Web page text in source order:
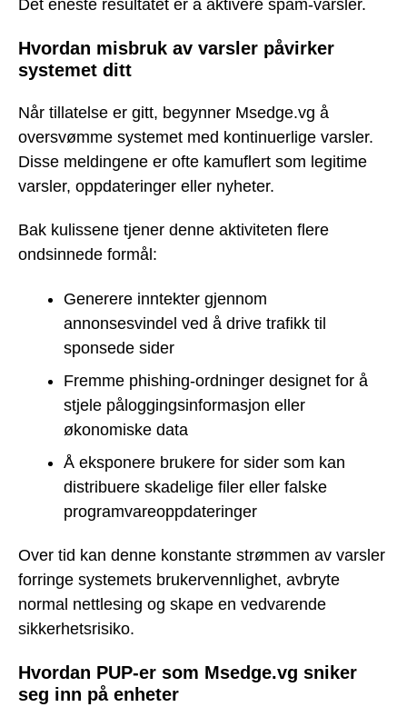
Det eneste resultatet er å aktivere spam-varsler.
Hvordan misbruk av varsler påvirker
systemet ditt
Når tillatelse er gitt, begynner Msedge.vg å
oversvømme systemet med kontinuerlige varsler.
Disse meldingene er ofte kamuflert som legitime
varsler, oppdateringer eller nyheter.
Bak kulissene tjener denne aktiviteten flere
ondsinnede formål:
Generere inntekter gjennom
annonsesvindel ved å drive trafikk til
sponsede sider
Fremme phishing-ordninger designet for å
stjele påloggingsinformasjon eller
økonomiske data
Å eksponere brukere for sider som kan
distribuere skadelige filer eller falske
programvareoppdateringer
Over tid kan denne konstante strømmen av varsler
forringe systemets brukervennlighet, avbryte
normal nettlesing og skape en vedvarende
sikkerhetsrisiko.
Hvordan PUP-er som Msedge.vg sniker
seg inn på enheter